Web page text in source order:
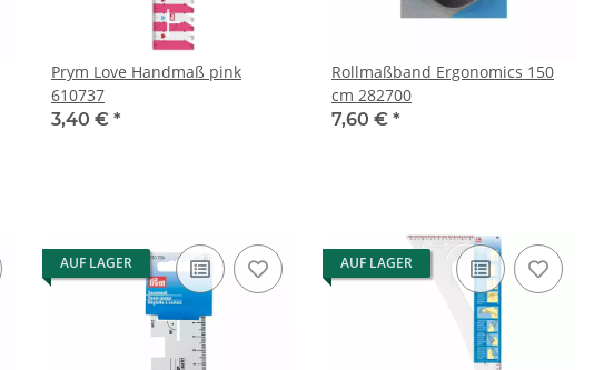
Prym Love Handmaß pink
610737
3,40 € *
Rollmaßband Ergonomics 150
cm 282700
7,60 € *
AUF LAGER AUF LAGER